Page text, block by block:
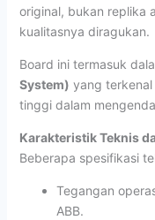
original, bukan replika
kualitasnya diragukan.
Board ini termasuk
System) yang
tinggi dalam
Karakteristik Teknis
Beberapa spesifikasi
Tegangan
ABB.